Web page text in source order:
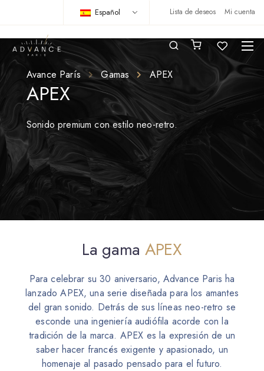
Lista de deseos Mi cuenta
Español
Avance París Gamas APEX
APEX
Sonido premium con estilo neo-retro.
La gama APEX
Para celebrar su 30 aniversario, Advance Paris ha
lanzado APEX, una serie diseñada para los amantes
del gran sonido. Detrás de sus líneas neo-retro se
esconde una ingeniería audiófila acorde con la
tradición de la marca. APEX es la expresión de un
saber hacer francés exigente y apasionado, un
homenaje al pasado pensado para el futuro.